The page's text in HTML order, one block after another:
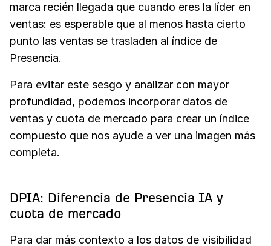
marca recién llegada que cuando eres la líder en
ventas: es esperable que al menos hasta cierto
punto las ventas se trasladen al índice de
Presencia.
Para evitar este sesgo y analizar con mayor
profundidad, podemos incorporar datos de
ventas y cuota de mercado para crear un índice
compuesto que nos ayude a ver una imagen más
completa.
DPIA: Diferencia de Presencia IA y
cuota de mercado
Para dar más contexto a los datos de visibilidad